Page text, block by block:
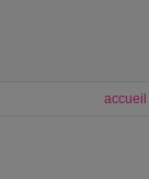
accueil